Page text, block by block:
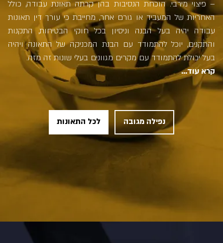
– פיצוי מירבי. הוכחת הנסיבות בהן קרתה תאונת עבודה, כולל
האחריות של המעביד או גורם אחר, מחייבת כי עורך דין תאונות
עבודה יהיה בעל הבנה וניסיון בכל חוקי הבטיחות, התקנות
והתקנים, יוכל להתמודד עם הבנת המכניקה של התאונה ויהיה
בעל יכולת להתמודד עם מקרים מגוונים בעלי שונות זה מזה.
קרא עוד...
נפילה מגובה לכל התאונות